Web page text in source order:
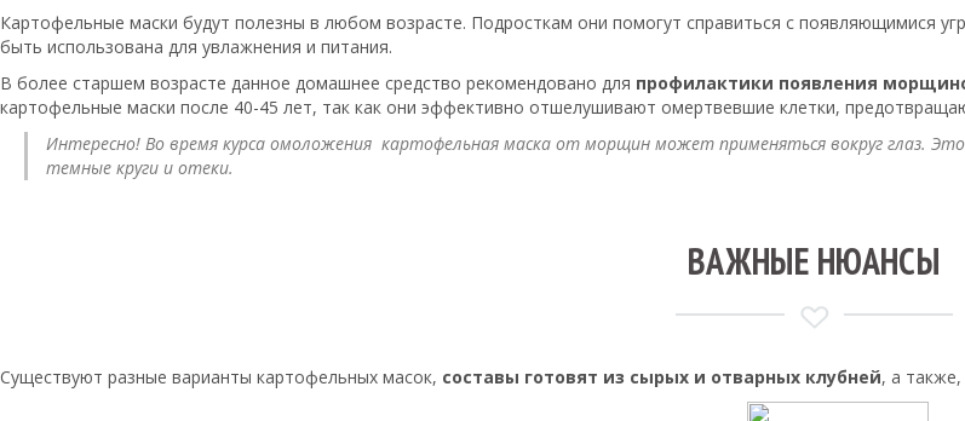
Картофельные маски будут полезны в любом возрасте. Подросткам они помогут справиться с появляющимися
быть использована для увлажнения и питания.
В более старшем возрасте данное домашнее средство рекомендовано для профилактики появления
картофельные маски после 40-45 лет, так как они эффективно отшелушивают омертвевшие клетки,
Интересно! Во время курса омоложения картофельная маска от морщин может применяться вокруг глаз.
темные круги и отеки.
ВАЖНЫЕ НЮАНСЫ
Существуют разные варианты картофельных масок, составы готовят из сырых и отварных клубней, а также,